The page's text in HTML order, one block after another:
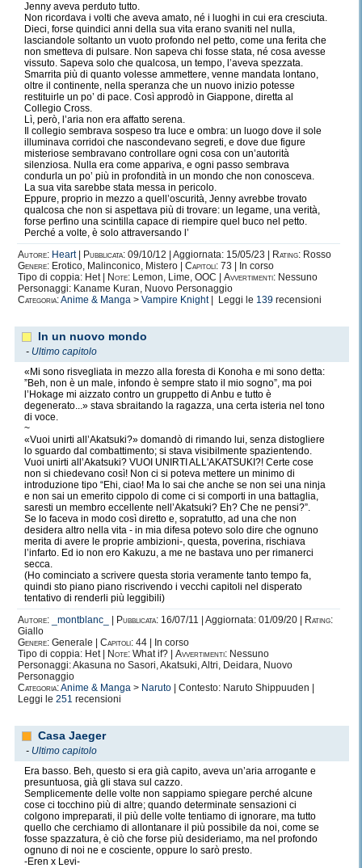
Jenny aveva perduto tutto.
Non ricordava i volti che aveva amato, né i luoghi in cui era cresciuta.
Dieci, forse quindici anni della sua vita erano svaniti nel nulla,
lasciandole soltanto un vuoto profondo nel petto, come una ferita che
non smetteva di pulsare. Non sapeva chi fosse stata, né cosa avesse
vissuto. Sapeva solo che qualcosa, un tempo, l’aveva spezzata.
Smarrita più di quanto volesse ammettere, venne mandata lontano,
oltre il continente, nella speranza che un nuovo inizio potesse
restituirle un po’ di pace. Così approdò in Giappone, diretta al
Collegio Cross.
Lì, però, l’aria non era affatto serena.
Il collegio sembrava sospeso tra luce e ombra: un luogo dove il sole
illuminava corridoi che nascondevano segreti, e dove due figure
misteriose sembravano controllare ogni cosa con un’autorità
silenziosa. Nulla era come appariva, e ogni passo sembrava
condurla un po’ più in profondità in un mondo che non conosceva.
La sua vita sarebbe stata messa in pericolo.
Eppure, proprio in mezzo a quell’oscurità, Jenny avrebbe trovato
qualcosa che non si aspettava più di trovare: un legame, una verità,
forse perfino una scintilla capace di riempire quel buco nel petto.
Perché a volte, è solo attraversando l’
Autore: Heart| Pubblicata: 09/10/12 | Aggiornata: 15/05/23 | Rating: Rosso
Genere: Erotico, Malinconico, Mistero | Capitoli: 73 | In corso
Tipo di coppia: Het |
Note: Lemon, Lime, OOC | Avvertimenti: Nessuno
Personaggi: Kaname Kuran, Nuovo Personaggio
Categoria:Anime & Manga > Vampire Knight| Leggi le 139 recensioni
In un nuovo mondo
- Ultimo capitolo
«Mi sono risvegliata in mezzo alla foresta di Konoha e mi sono detta:
”Beh, non è un male, infondo è sempre stato il mio sogno”, ma poi
l’Hokage mi aizzato contro un gruppetto di Anbu e tutto è
degenerato...» stava sbraitando la ragazza, una certa isteria nel tono
di voce.
~
«Vuoi unirti all’Akatsuki?» domandò di rimando lui, senza distogliere
lo sguardo dal combattimento; si stava visibilmente spazientendo.
Vuoi unirti all’Akatsuki? VUOI UNIRTI ALL'AKATSUKI?! Certe cose
non si chiedevano così! Non ci si poteva mettere un minimo di
introduzione tipo “Ehi, ciao! Ma lo sai che anche se non sei una ninja
e non sai un emerito cippolo di come ci si comporti in una battaglia,
saresti un membro eccellente nell’Akatsuki? Eh? Che ne pensi?”.
Se lo faceva in modo così diretto e, sopratutto, ad una che non
desidera altro nella vita - in mia difesa potevo solo dire che ognuno
merita di avere le proprie ambizioni-, questa, poverina, rischiava
l’infarto. Ed io non ero Kakuzu, a me ne bastava uno per rimanerci
secca.
(Ho cominciato a scrivere questa storia veramente tanto tempo fa,
quindi sto piano piano riscrivendo i vecchi capitoli nel disperato
tentativo di renderli più leggibili)
Autore:
_montblanc_ Pubblicata: 16/07/11 | Aggiornata: 01/09/20 |
Rating:
Giallo
Genere: Generale | Capitoli: 44 | In corso
Tipo di coppia: Het |
Note: What if? | Avvertimenti: Nessuno
Personaggi: Akasuna no Sasori, Akatsuki, Altri, Deidara, Nuovo
Personaggio
Categoria:Anime & Manga > Naruto | Contesto: Naruto Shippuuden |
Leggi le 251 recensioni
Casa Jaeger
- Ultimo capitolo
Era basso. Beh, questo si era già capito, aveva un’aria arrogante e
presuntuosa, già gli stava sul cazzo.
Semplicemente delle volte non sappiamo spiegare perché alcune
cose ci tocchino più di altre; quando determinate sensazioni ci
colgono impreparati, il più delle volte tentiamo di ignorare, ma tutto
quello che cerchiamo di allontanare il più possibile da noi, come se
fosse spazzatura, è ciò che forse più desideriamo, ma nel profondo
ognuno di noi ne e cosciente, oppure lo sarò presto.
-Eren x Levi-